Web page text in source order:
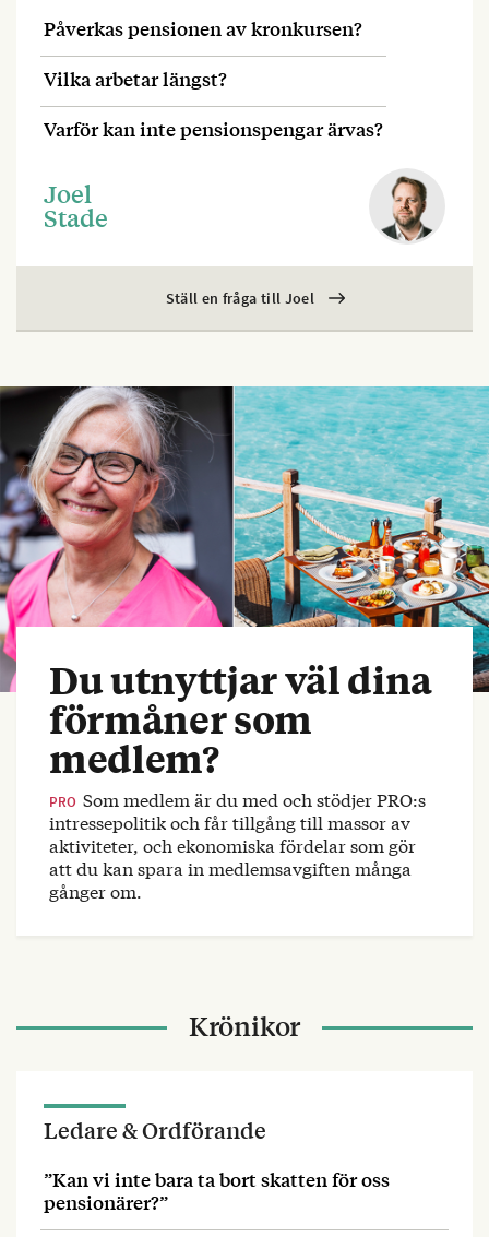
Påverkas pensionen av kronkursen?
Vilka arbetar längst?
Varför kan inte pensionspengar ärvas?
Joel
Stade
Ställ en fråga till Joel
Du utnyttjar väl dina
förmåner som
medlem?
PRO Som medlem är du med och stödjer PRO:s
intressepolitik och får tillgång till massor av
aktiviteter, och ekonomiska fördelar som gör
att du kan spara in medlemsavgiften många
gånger om.
Krönikor
Ledare & Ordförande
”Kan vi inte bara ta bort skatten för oss
pensionärer?”